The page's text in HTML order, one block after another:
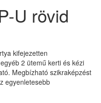
U rövid
kifejezetten
2 ütemű kerti és kézi
Megbízható szikraképzést
egyenletesebb